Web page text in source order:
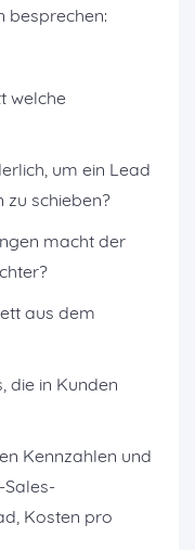
besprechen:
welche
um ein Lead
zu schieben?
macht der
aus dem
in Kunden
Kennzahlen und
Sales-
Kosten pro